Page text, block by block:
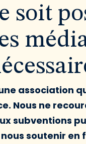
soit
association
Nous ne
subventions
soutenir en